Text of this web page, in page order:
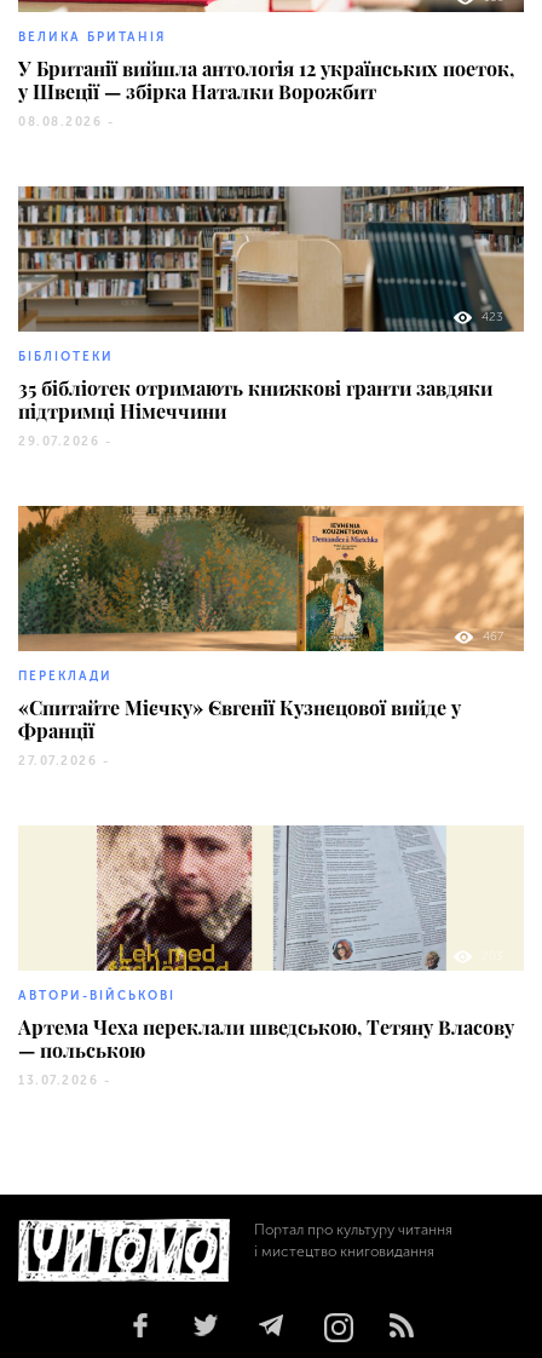
ВЕЛИКА БРИТАНІЯ
У Британії вийшла антологія 12 українських поеток,
у Швеції — збірка Наталки Ворожбит
08.08.2026 -
423
БІБЛІОТЕКИ
35 бібліотек отримають книжкові гранти завдяки
підтримці Німеччини
29.07.2026 -
467
ПЕРЕКЛАДИ
«Спитайте Мієчку» Євгенії Кузнєцової вийде у
Франції
27.07.2026 -
АВТОРИ-ВІЙСЬКОВІ
Артема Чеха переклали шведською, Тетяну Власову
— польською
13.07.2026 -
Портал про культуру читання
і мистецтво книговидання